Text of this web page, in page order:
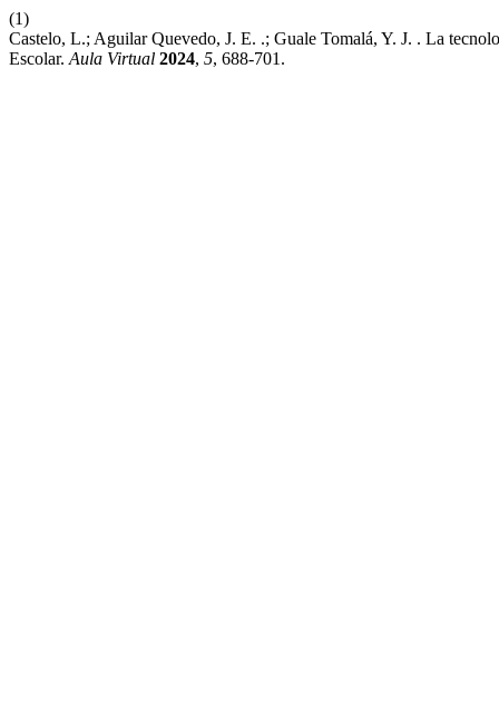
(1)
Castelo, L.; Aguilar Quevedo, J. E. .; Guale Tomalá, Y. J. . La
Escolar. Aula Virtual 2024, 5, 688-701.